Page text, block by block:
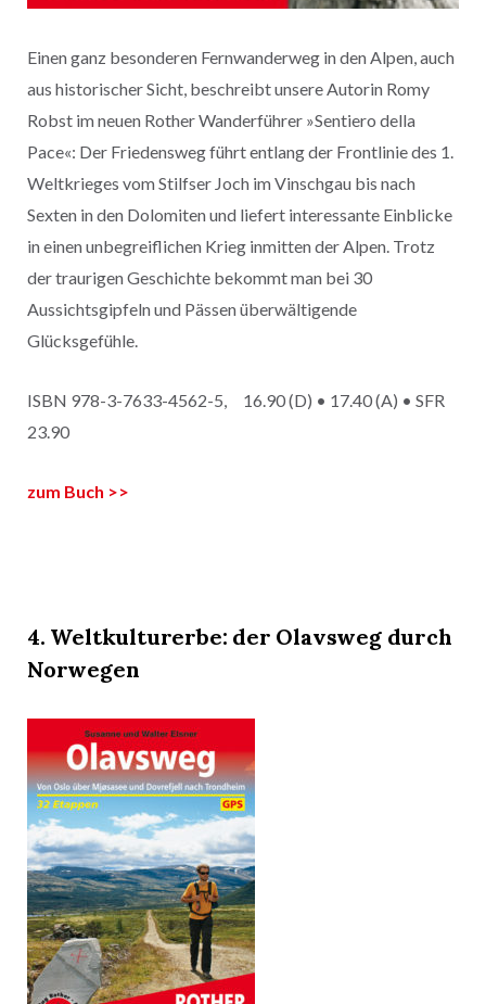
Einen ganz besonderen Fernwanderweg in den Alpen, auch
aus historischer Sicht, beschreibt unsere Autorin Romy
Robst im neuen Rother Wanderführer »Sentiero della
Pace«: Der Friedensweg führt entlang der Frontlinie des 1.
Weltkrieges vom Stilfser Joch im Vinschgau bis nach
Sexten in den Dolomiten und liefert interessante Einblicke
in einen unbegreiflichen Krieg inmitten der Alpen. Trotz
der traurigen Geschichte bekommt man bei 30
Aussichtsgipfeln und Pässen überwältigende
Glücksgefühle.
ISBN 978-3-7633-4562-5, 16.90 (D) • 17.40 (A) • SFR
23.90
zum Buch >>
4. Weltkulturerbe: der Olavswegdurch
Norwegen